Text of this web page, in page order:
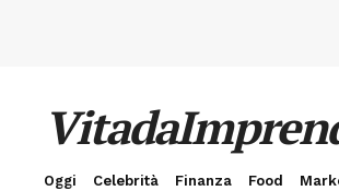
Oggi Celebrità Finanza Food